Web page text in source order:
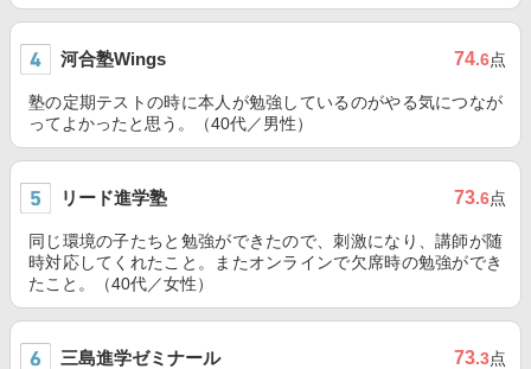
河合塾Wings 74.6点
塾の定期テストの時に本人が勉強しているのがやる気につなが
ってよかったと思う。（40代／男性）
リード進学塾 73.6点
同じ環境の子たちと勉強ができたので、刺激になり、講師が随
時対応してくれたこと。またオンラインで欠席時の勉強ができ
たこと。（40代／女性）
三島進学ゼミナール 73.3点